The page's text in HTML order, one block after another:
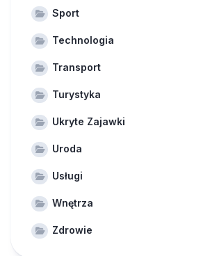
Sport
Technologia
Transport
Turystyka
Ukryte Zajawki
Uroda
Usługi
Wnętrza
Zdrowie